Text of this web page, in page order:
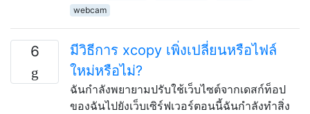
webcam
6
มีวิธีการ xcopy เพิ่งเปลี่ยนหรือไฟล์
ใหม่หรือไม่?
ฉันกำลังพยายามปรับใช้เว็บไซต์จากเดสก์ท็อป
ของฉันไปยังเว็บเซิร์ฟเวอร์ตอนนี้ฉันกำลังทำสิ่ง